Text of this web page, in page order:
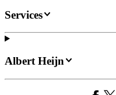
Services
Albert Heijn